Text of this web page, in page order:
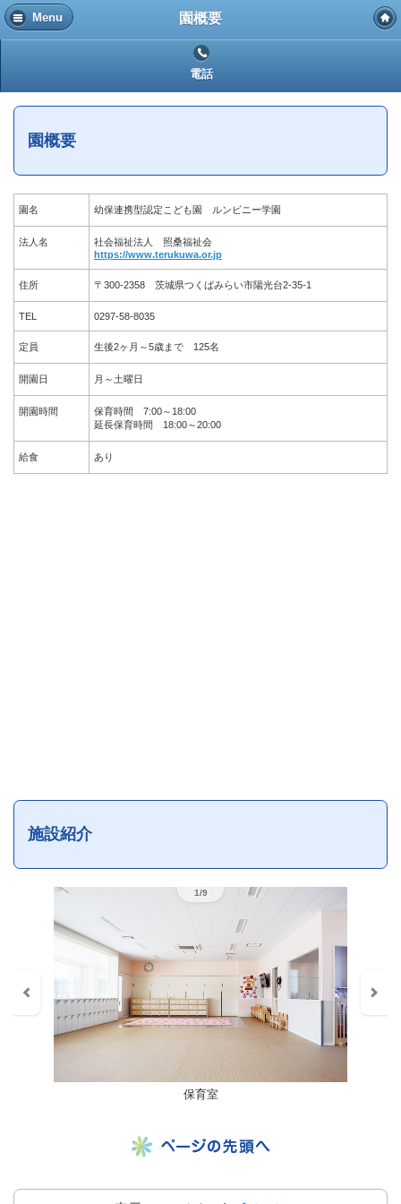
Menu 園概要
電話
園概要
園名 幼保連携型認定こども園 ルンビニー学園
法人名
社会福祉法人 照桑福祉会
https://www.terukuwa.or.jp
住所 〒300-2358 茨城県つくばみらい市陽光台2-35-1
TEL 0297-58-8035
定員 生後2ヶ月～5歳まで 125名
開園日 月～土曜日
開園時間
保育時間 7:00～18:00
延長保育時間 18:00～20:00
給食 あり
施設紹介
1/9
保育室